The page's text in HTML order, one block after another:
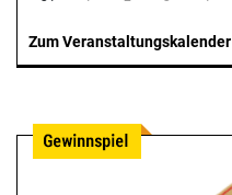
Zum Veranstaltungskalender